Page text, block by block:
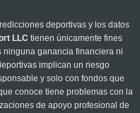
deportivas y los datos
LLC tienen únicamente fines
ninguna ganancia financiera ni
implican un riesgo
y solo con fondos que
conoce tiene problemas con la
de apoyo profesional de